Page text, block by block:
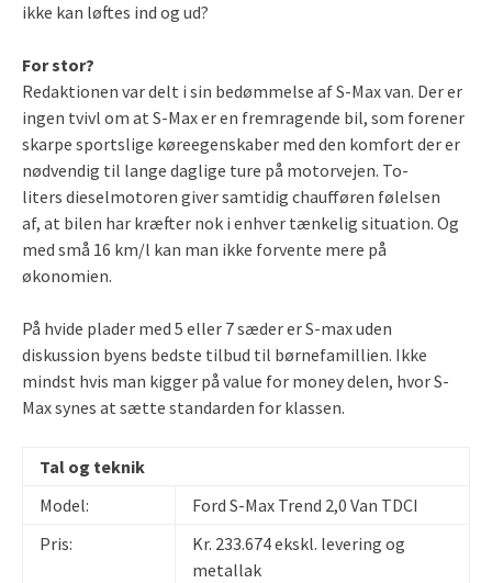
ikke kan løftes ind og ud?
For stor?
Redaktionen var delt i sin bedømmelse af S-Max van. Der er
ingen tvivl om at S-Max er en fremragende bil, som forener
skarpe sportslige køreegenskaber med den komfort der er
nødvendig til lange daglige ture på motorvejen. To-
liters dieselmotoren giver samtidig chaufføren følelsen
af, at bilen har kræfter nok i enhver tænkelig situation. Og
med små 16 km/l kan man ikke forvente mere på
økonomien.
På hvide plader med 5 eller 7 sæder er S-max uden
diskussion byens bedste tilbud til børnefamillien. Ikke
mindst hvis man kigger på value for money delen, hvor S-
Max synes at sætte standarden for klassen.
Tal og teknik
Model:
Ford S-Max Trend 2,0 Van TDCI
Pris:
Kr. 233.674 ekskl. levering og
metallak